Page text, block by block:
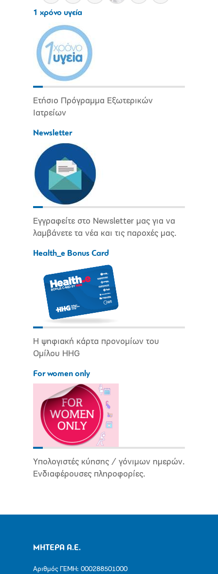
1 χρόνο υγεία
Ετήσιο Πρόγραμμα Εξωτερικών
Ιατρείων
Newsletter
Εγγραφείτε στο Newsletter μας για να
λαμβάνετε τα νέα και τις παροχές μας.
Health_e Bonus Card
Η ψηφιακή κάρτα προνομίων του
Ομίλου HHG
For women only
Υπολογιστές κύησης / γόνιμων ημερών.
Ενδιαφέρουσες πληροφορίες.
ΜΗΤΕΡΑ Α.Ε.
Αριθμός ΓΕΜΗ: 000288501000